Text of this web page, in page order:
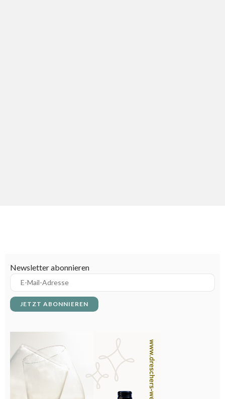
Newsletter abonnieren